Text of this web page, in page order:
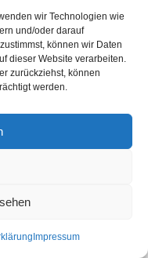
wir Technologien wie
und/oder darauf
können wir Daten
dieser Website verarbeiten.
zurückziehst, können
werden.
Impressum
10. yılını müşterileriyle
Ahmet Kaya teşekkür etti 9
yoğun oldu....